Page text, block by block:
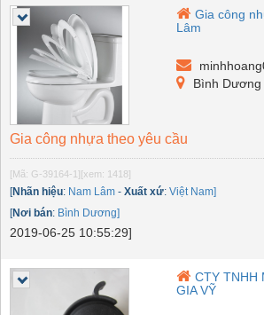
Gia công
Lâm
Bình Dương
Gia công nhựa theo yêu cầu
[Mã: G-39164-1] [xem: 1418]
[Nhãn hiệu: Nam Lâm - Xuất xứ: Việt Nam]
[Nơi bán: Bình Dương]
2019-06-25 10:55:29]
CTY TNHH
GIA VỸ